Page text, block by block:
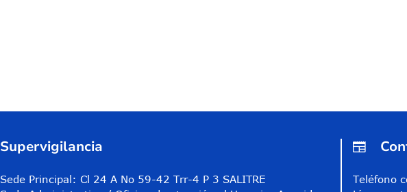
Supervigilancia
Sede Principal: Cl 24 A No 59-42 Trr-4 P 3 SALITRE
Teléfono